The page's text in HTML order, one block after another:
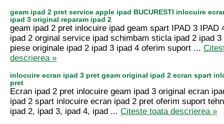
geam ipad 2 pret service apple ipad BUCURESTI inlocuire
ipad 3 original reparam ipad 2
geam ipad 2 pret inlocuire ipad geam spart IPAD 3 IPAD
ipad 2 orginal service ipad schimbam sticla ipad 2 ipad
piese originale ipad 2 ipad 3 ipad 4 oferim suport ...
descrierea »
inlocuire ecran ipad 3 pret geam original ipad 2 ecran spart
pret
Ecran ipad 2 pret inlocuire geam ipad 3 original ecran
ipad 2 spart inlocuire ecran ipad 2 pret oferim suport
ipad 2, ipad 3, ipad 4, ipad ... Citeste toata descrierea »